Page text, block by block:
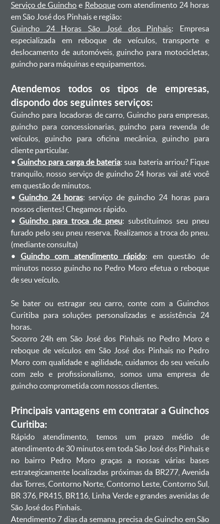
Serviço de Guincho e Reboquecom atendimento 24 horas
em São José dos Pinhais e região:
Guincho 24 Horas São José dos Pinhais: Empresa
especializada em reboque de veículos, transporte e
deslocamento de automóveis, guincho para motocicletas,
guincho para máquinas e equipamentos.
Atendemos todos os tipos de empresas,
dispondo dos seguintes serviços:
Guincho para locadoras de carro, Guincho para empresas,
guincho para concessionarias, guincho para revenda de
veículos, guincho para oficina mecânica, guincho para
cliente particular.
•Guincho para carga de bateria: sua bateria arriou? Fique
tranquilo, nosso serviço de guincho 24 horas vai até você
em questão de minutos.
•Guincho 24 horas: serviço de guincho 24 horas para
nossos clientes! Chegamos rápido.
• Guincho para troca de pneu: substituímos seu pneu
furado pelo seu pneu reserva. Realizamos a troca do pneu.
(mediante consulta)
• Guincho com atendimento rápido: em questão de
minutos nosso guincho no Pedro Moro efetua o reboque
de seu veículo.
Se bater ou estragar seu carro, conte com a Guinchos
Curitiba para soluções personalizadas e assistência 24
horas.
Socorro 24h em São José dos Pinhais no Pedro Moro e
reboque de veículos em São José dos Pinhais no Pedro
Moro com qualidade e agilidade, cuidamos do seu veículo
com zelo e profissionalismo, somos uma empresa de
guincho comprometida com nossos clientes.
Principais vantagens em contratar a Guinchos
Curitiba:
Rápido atendimento, temos um prazo médio de
atendimento de 30 minutos em toda São José dos Pinhais e
no bairro Pedro Moro graças a nossas várias bases
estrategicamente localizadas próximas da BR277, Avenida
das Torres, Contorno Norte, Contorno Leste, Contorno Sul,
BR 376, PR415, BR116, Linha Verde e grandes avenidas de
São José dos Pinhais.
Atendimento 7 dias da semana, precisa de Guincho em São